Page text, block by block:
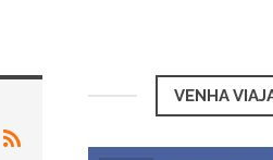
VENHA